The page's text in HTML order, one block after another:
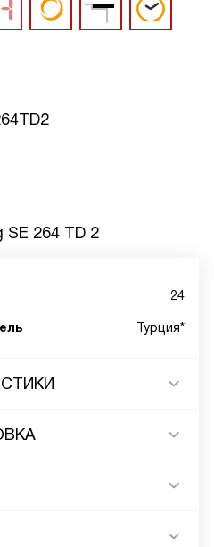
SE 264 TD 2
24
Турция*